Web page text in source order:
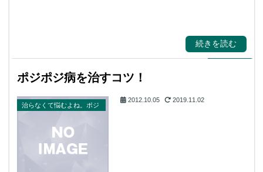
続きを読む
ポジポジ病を治すコツ！
治らなくて悩むよね。ポジ
2012.10.05 2019.11.02